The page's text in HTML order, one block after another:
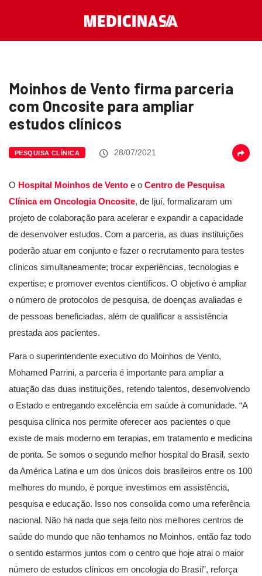
Moinhos de Vento firma parceria
com Oncosite para ampliar
estudos clínicos
PESQUISA CLÍNICA 28/07/2021
O Hospital Moinhos de Vento e o Centro de Pesquisa
Clínica em Oncologia Oncosite, de Ijuí, formalizaram um
projeto de colaboração para acelerar e expandir a capacidade
de desenvolver estudos. Com a parceria, as duas instituições
poderão atuar em conjunto e fazer o recrutamento para testes
clínicos simultaneamente; trocar experiências, tecnologias e
expertise; e promover eventos científicos. O objetivo é ampliar
o número de protocolos de pesquisa, de doenças avaliadas e
de pessoas beneficiadas, além de qualificar a assistência
prestada aos pacientes.
Para o superintendente executivo do Moinhos de Vento,
Mohamed Parrini, a parceria é importante para ampliar a
atuação das duas instituições, retendo talentos, desenvolvendo
o Estado e entregando excelência em saúde à comunidade. “A
pesquisa clínica nos permite oferecer aos pacientes o que
existe de mais moderno em terapias, em tratamento e medicina
de ponta. Se somos o segundo melhor hospital do Brasil, sexto
da América Latina e um dos únicos dois brasileiros entre os 100
melhores do mundo, é porque investimos em assistência,
pesquisa e educação. Isso nos consolida como uma referência
nacional. Não há nada que seja feito nos melhores centros de
saúde do mundo que não tenhamos no Moinhos, então faz todo
o sentido estarmos juntos com o centro que hoje atrai o maior
número de estudos clínicos em oncologia do Brasil”, reforça